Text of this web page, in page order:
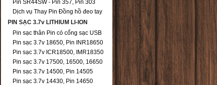
Pin SR44SW - Pin 357, Pin 303
Dịch vụ Thay Pin Đồng hồ đeo tay
PIN SẠC 3.7v LITHIUM LI-ION
Pin sạc thân Pin có cổng sạc USB
Pin sạc 3.7v 18650, Pin INR18650
Pin sạc 3.7v ICR18500, IMR18350
Pin sạc 3.7v 17500, 16500, 16650
Pin sạc 3.7v 14500, Pin 14505
Pin sạc 3.7v 14430, Pin 14650